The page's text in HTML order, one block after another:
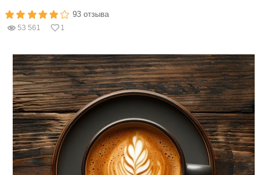
93 отзыва
53 561 1